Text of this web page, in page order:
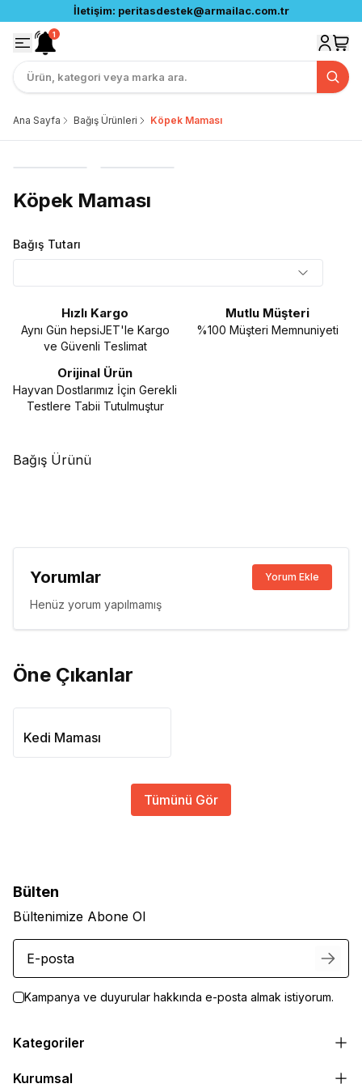
İletişim: peritasdestek@armailac.com.tr
1
Ana Sayfa Bağış Ürünleri Köpek Maması
Köpek Maması
Bağış Tutarı
Hızlı Kargo
Aynı Gün hepsiJET'le Kargo
ve Güvenli Teslimat
Mutlu Müşteri
%100 Müşteri Memnuniyeti
Orijinal Ürün
Hayvan Dostlarımız İçin Gerekli
Testlere Tabii Tutulmuştur
Bağış Ürünü
Yorumlar Yorum Ekle
Henüz yorum yapılmamış
Öne Çıkanlar
Kedi Maması
Tümünü Gör
Bülten
Bültenimize Abone Ol
Kampanya ve duyurular hakkında e-posta almak istiyorum.
Kategoriler
Kurumsal